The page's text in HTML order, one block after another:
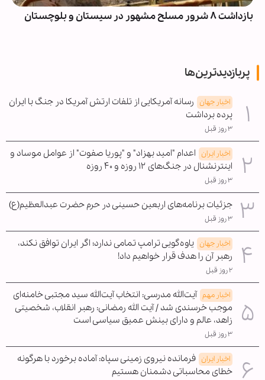
بازداشت ۸ شرور مسلح مشهور در سیستان و بلوچستان
پربازدیدترین‌ها
اخبار جهان رسانه آمریکایی از تلفات ارتش آمریکا در جنگ با ایران
پرده برداشت
۳ روز قبل
اخبار ایران اعدام "امید بهزاد" و "پوریا صفوت" از عوامل موساد و
اینترنشنال در جنگ‌های ۱۲ روزه و ۴۰ روزه
۳ روز قبل
جزئیات برنامه‌های اربعین حسینی در حرم حضرت عبدالعظیم(ع)
۳ روز قبل
اخبار جهان یاوه‌گویی ترامپ تمامی ندارد؛ اگر ایران توافق نکند،
رهبر آن را هدف قرار خواهیم داد!
۲ روز قبل
اخبار مهم آیت‌الله مدرسی: انتخاب آیت‌الله سید مجتبی خامنه‌ای
موجب خرسندی شد / آیت الله رمضانی: رهبر انقلاب، شخصیتی
زاهد، عالم و دارای بینش عمیق سیاسی است
۳ روز قبل
اخبار ایران فرمانده نیروی زمینی سپاه: آماده برخورد با هرگونه
خطای محاسباتی دشمنان هستیم